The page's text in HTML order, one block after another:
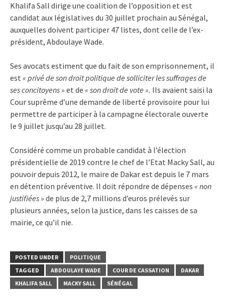
Khalifa Sall dirige une coalition de l’opposition et est
candidat aux législatives du 30 juillet prochain au Sénégal,
auxquelles doivent participer 47 listes, dont celle de l’ex-
président, Abdoulaye Wade.
Ses avocats estiment que du fait de son emprisonnement, il
est « privé de son droit politique de solliciter les suffrages de
ses concitoyens » et de « son droit de vote ». Ils avaient saisi la
Cour suprême d’une demande de liberté provisoire pour lui
permettre de participer à la campagne électorale ouverte
le 9 juillet jusqu’au 28 juillet.
Considéré comme un probable candidat à l’élection
présidentielle de 2019 contre le chef de l’Etat Macky Sall, au
pouvoir depuis 2012, le maire de Dakar est depuis le 7 mars
en détention préventive. Il doit répondre de dépenses « non
justifiées » de plus de 2,7 millions d’euros prélevés sur
plusieurs années, selon la justice, dans les caisses de sa
mairie, ce qu’il nie.
POSTED UNDER
POLITIQUE
TAGGED
ABDOULAYE WADE COUR DE CASSATION
DAKAR
KHALIFA SALL
MACKY SALL SÉNÉGAL